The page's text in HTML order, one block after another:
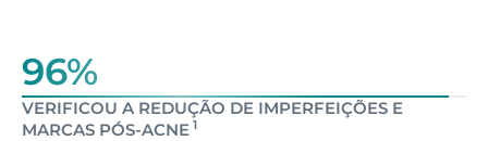
96%
VERIFICOU A REDUÇÃO DE IMPERFEIÇÕES E
MARCAS PÓS-ACNE 1